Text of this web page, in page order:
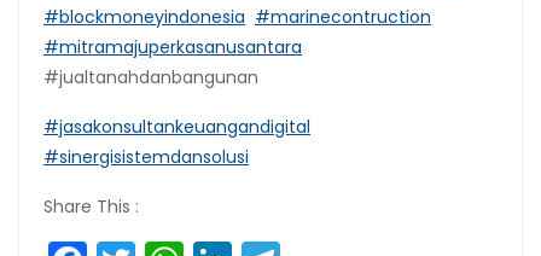
#blockmoneyindonesia #marinecontruction
#mitramajuperkasanusantara
#jualtanahdanbangunan
#jasakonsultankeuangandigital
#sinergisistemdansolusi
Share This :